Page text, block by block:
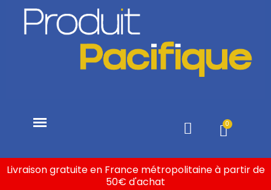
Livraison gratuite en France métropolitaine à partir de
50€ d'achat